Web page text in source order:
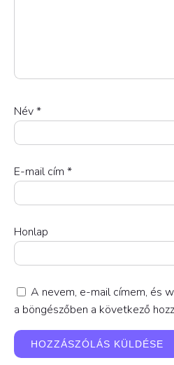
Név*
E-mail cím *
Honlap
A nevem, e-mail címem, és
a böngészőben a következő